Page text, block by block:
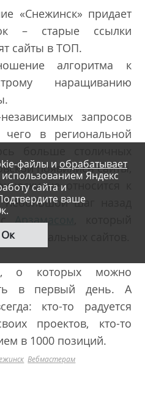
«Снежинск» придает
– старые ссылки
сайты в ТОП.
алгоритма к
наращиванию
запросов
чего в региональной
появились сайты,
не относится к
небольшой шаг назад
сАрзамасом
региональных сайтов.
о которых можно
в первый день. А
кто-то радуется
проектов, кто-то
в 1000 позиций.
Вебмастерам
файлы и обрабатывает
использованием Яндекс
сайта и
ваше
Ок